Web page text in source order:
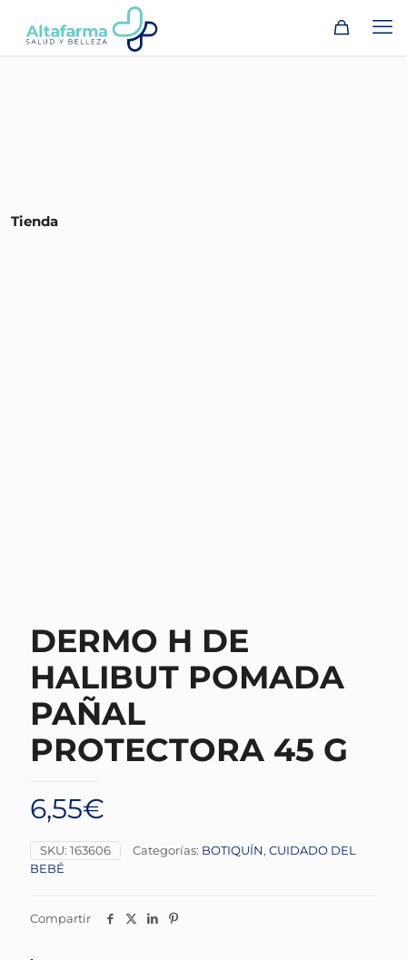
Tienda
DERMO H DE
HALIBUT POMADA
PAÑAL
PROTECTORA 45 G
6,55€
SKU: 163606 Categorías: BOTIQUÍN, CUIDADO DEL
BEBÉ
Compartir